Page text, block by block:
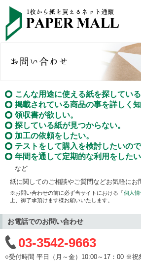
こんな用途に使える紙を探している
掲載されている商品の事を詳しく知
領収書が欲しい。
探している紙が見つからない。
加工の依頼をしたい。
テストをして購入を検討したいの
年間を通して定期的な利用をしたい
など
紙に関してのご相談やご質問などお気軽にお
※お問い合わせの前に必ず当サイトにおける「個人
上、御了承頂けます様お願いいたします。
お電話でのお問い合わせ
03-3542-9663
○受付時間 平日（月～金）10:00～17：00 ※祝